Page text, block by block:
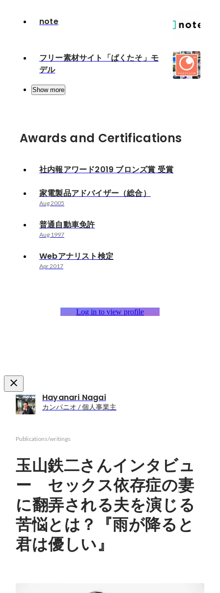
note
フリー素材サイト「ぱくたそ」モ
デル
Show more
Awards and Certifications
社内報アワード2019 ブロンズ賞 受賞
家電製品アドバイザー（総合）
Aug 2005
普通自動車免許
Aug 1997
Webアナリスト検定
Apr 2017
Log in to view profile
Hayanari Nagai
カンパニオ / 個人事業主
Publications/writings
玉山鉄二さんインタビュ
ー セックス依存症の妻
に翻弄される夫を演じる
苦悩とは？『雨が降ると
君は優しい』